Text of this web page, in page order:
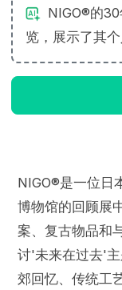
NIGO®的
览，展示了其
NIGO®是一位日
博物馆的回顾展
案、复古物品和
讨'未来在过去'
郊回忆、传统工